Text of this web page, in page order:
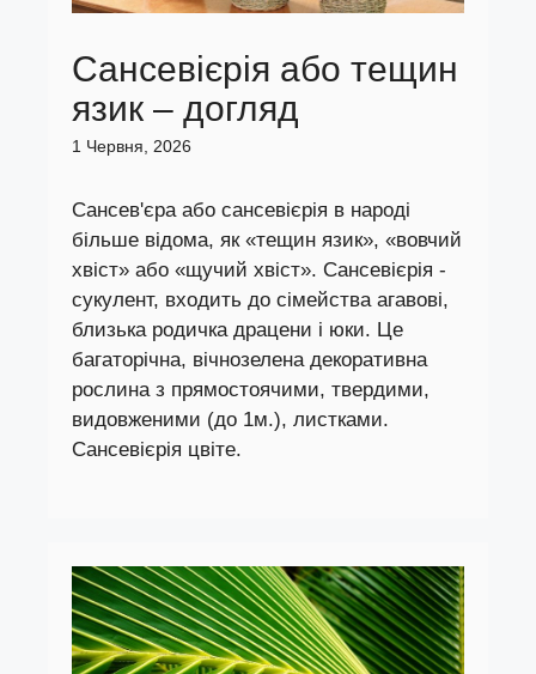
Сансевієрія або тещин
язик – догляд
1 Червня, 2026
Сансев'єра або сансевієрія в народі
більше відома, як «тещин язик», «вовчий
хвіст» або «щучий хвіст». Сансевієрія -
сукулент, входить до сімейства агавові,
близька родичка драцени і юки. Це
багаторічна, вічнозелена декоративна
рослина з прямостоячими, твердими,
видовженими (до 1м.), листками.
Сансевієрія цвіте.